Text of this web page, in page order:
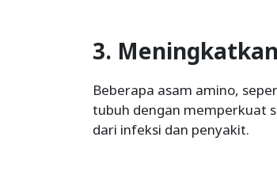
3.
Beberapa asam amino,
tubuh dengan memperkuat
dari infeksi dan penyakit.